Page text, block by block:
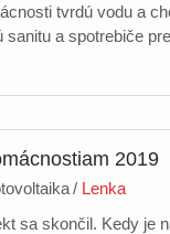
tvrdú vodu a
sanitu a spotrebiče
2019
/ Lenka
sa skončil. Kedy je